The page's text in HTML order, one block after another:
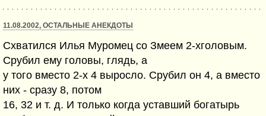
11.08.2002, ОСТАЛЬНЫЕ АНЕКДОТЫ
Схватился Илья Муромец со Змеем 2-хголовым.
Срубил ему головы, глядь, а
у того вместо 2-х 4 выросло. Срубил он 4, а вместо
них - сразу 8, потом
16, 32 и т. д. И только когда уставший богатырь